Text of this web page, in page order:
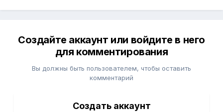
Создайте аккаунт или войдите в него
для комментирования
Вы должны быть пользователем, чтобы оставить
комментарий
Создать аккаунт